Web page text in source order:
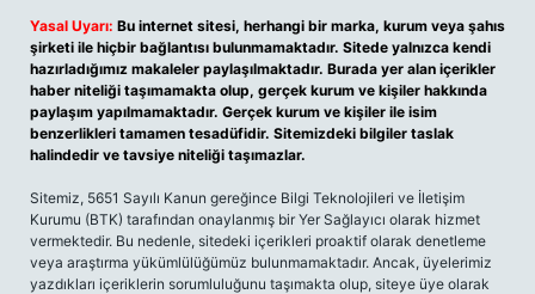
Yasal Uyarı: Bu internet sitesi, herhangi bir marka, kurum veya şahıs
şirketi ile hiçbir bağlantısı bulunmamaktadır. Sitede yalnızca kendi
hazırladığımız makaleler paylaşılmaktadır. Burada yer alan içerikler
haber niteliği taşımamakta olup, gerçek kurum ve kişiler hakkında
paylaşım yapılmamaktadır. Gerçek kurum ve kişiler ile isim
benzerlikleri tamamen tesadüfidir. Sitemizdeki bilgiler taslak
halindedir ve tavsiye niteliği taşımazlar.
Sitemiz, 5651 Sayılı Kanun gereğince Bilgi Teknolojileri ve İletişim
Kurumu (BTK) tarafından onaylanmış bir Yer Sağlayıcı olarak hizmet
vermektedir. Bu nedenle, sitedeki içerikleri proaktif olarak denetleme
veya araştırma yükümlülüğümüz bulunmamaktadır. Ancak, üyelerimiz
yazdıkları içeriklerin sorumluluğunu taşımakta olup, siteye üye olarak